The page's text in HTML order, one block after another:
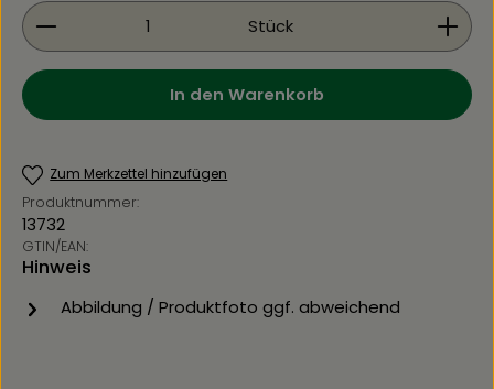
Produkt Anzahl: Gib den gewünschten Wert
Stück
In den Warenkorb
Zum Merkzettel hinzufügen
Produktnummer:
13732
GTIN/EAN:
Hinweis
Abbildung / Produktfoto ggf. abweichend